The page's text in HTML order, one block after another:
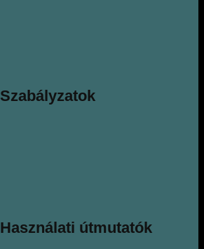
Szabályzatok
​Használati útmutatók